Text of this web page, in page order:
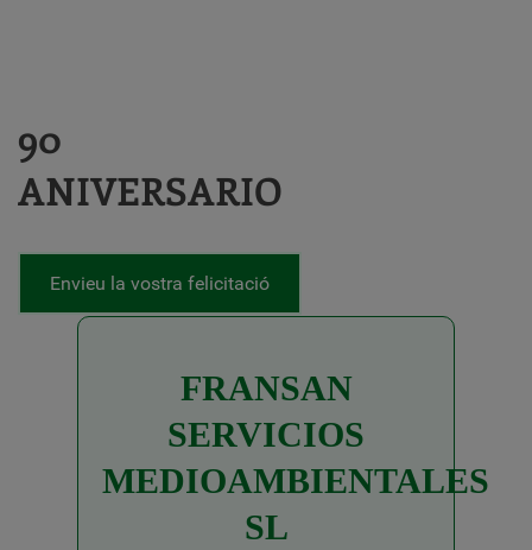
90
ANIVERSARIO
Envieu la vostra felicitació
FRANSAN
SERVICIOS
MEDIOAMBIENTALES
SL